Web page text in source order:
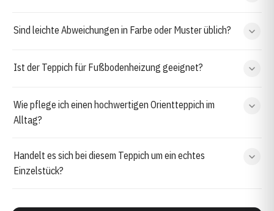
Sind leichte Abweichungen in Farbe oder Muster üblich?
Ist der Teppich für Fußbodenheizung geeignet?
Wie pflege ich einen hochwertigen Orientteppich im
Alltag?
Handelt es sich bei diesem Teppich um ein echtes
Einzelstück?